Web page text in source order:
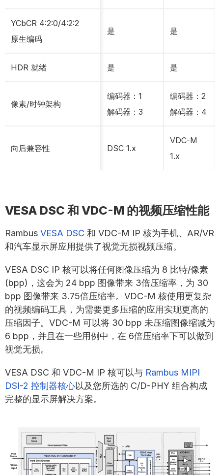
YCbCR 4:2:0/4:2:2
原生编码
是 是
HDR 就绪 是 是
像素/时钟架构
编码器：1
解码器：3
编码器：2
解码器：4
向后兼容性 DSC 1.x
VDC-M
1.x
VESA DSC 和 VDC-M 的视频压缩性能
Rambus VESA DSC 和 VDC-M IP 核为手机、AR/VR
和汽车显示屏应用提供了视觉无损视频压缩。
VESA DSC IP 核可以将任何图像压缩为 8 比特/像素
(bpp)，这会为 24 bpp 图像带来 3倍压缩率，为 30
bpp 图像带来 3.75倍压缩率。VDC-M 核使用更复杂
的视频编码工具，为需要更多压缩的应用实现更高的
压缩因子。VDC-M 可以将 30 bpp 未压缩图像缩减为
6 bpp，并且在一些用例中，在 6倍压缩率下可以做到
视觉无损。
VESA DSC 和 VDC-M IP 核可以与 Rambus MIPI
DSI-2 控制器核心以及您所选的 C/D-PHY 组合构成
完整的显示屏解决方案。